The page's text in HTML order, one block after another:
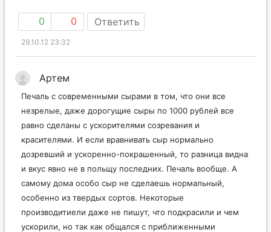
0 0 Ответить
29.10.12 23:32
Печаль с современными сырами в том, что они все
незрелые, даже дорогущие сыры по 1000 рублей все
равно сделаны с ускорителями созревания и
красителями. И если вравнивать сыр нормально
дозревший и ускоренно-покрашенный, то разница видна
и вкус явно не в польщу последних. Печаль вообще. А
самому дома особо сыр не сделаешь нормальный,
особенно из твердых сортов. Некоторые
производитиели даже не пишут, что подкрасили и чем